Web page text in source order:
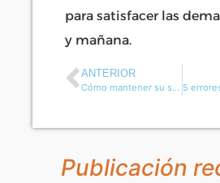
para satisfacer las
y mañana.
ANTERIOR
Cómo mantener su scooter de carga eléctrico？
Publicación